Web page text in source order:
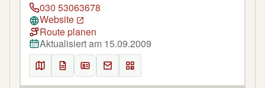
030 53063678
Website
Route planen
Aktualisiert am 15.09.2009